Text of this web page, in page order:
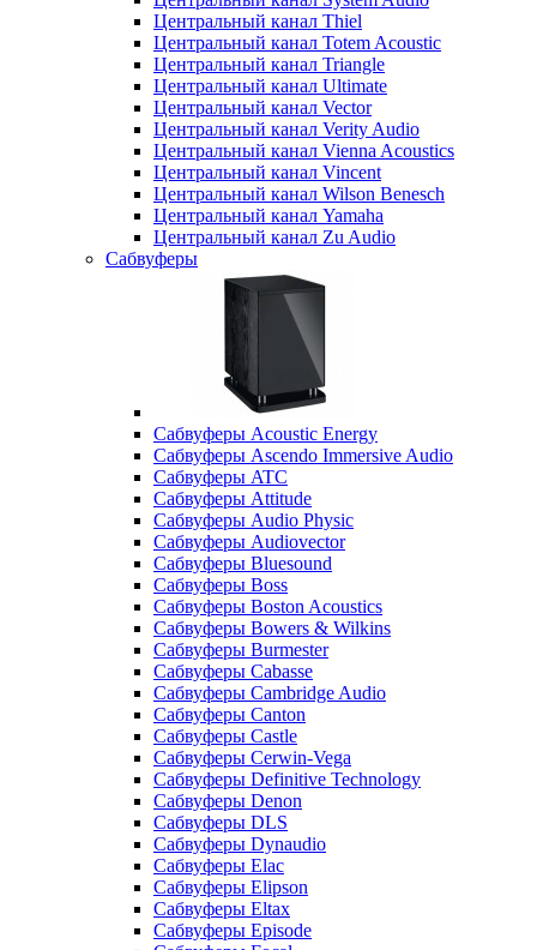
Центральный канал Thiel
Центральный канал Totem Acoustic
Центральный канал Triangle
Центральный канал Ultimate
Центральный канал Vector
Центральный канал Verity Audio
Центральный канал Vienna Acoustics
Центральный канал Vincent
Центральный канал Wilson Benesch
Центральный канал Yamaha
Центральный канал Zu Audio
Сабвуферы
Сабвуферы Acoustic Energy
Сабвуферы Ascendo Immersive Audio
Сабвуферы ATC
Сабвуферы Attitude
Сабвуферы Audio Physic
Сабвуферы Audiovector
Сабвуферы Bluesound
Сабвуферы Boss
Сабвуферы Boston Acoustics
Сабвуферы Bowers & Wilkins
Сабвуферы Burmester
Сабвуферы Cabasse
Сабвуферы Cambridge Audio
Сабвуферы Canton
Сабвуферы Castle
Сабвуферы Cerwin-Vega
Сабвуферы Definitive Technology
Сабвуферы Denon
Сабвуферы DLS
Сабвуферы Dynaudio
Сабвуферы Elac
Сабвуферы Elipson
Сабвуферы Eltax
Сабвуферы Episode